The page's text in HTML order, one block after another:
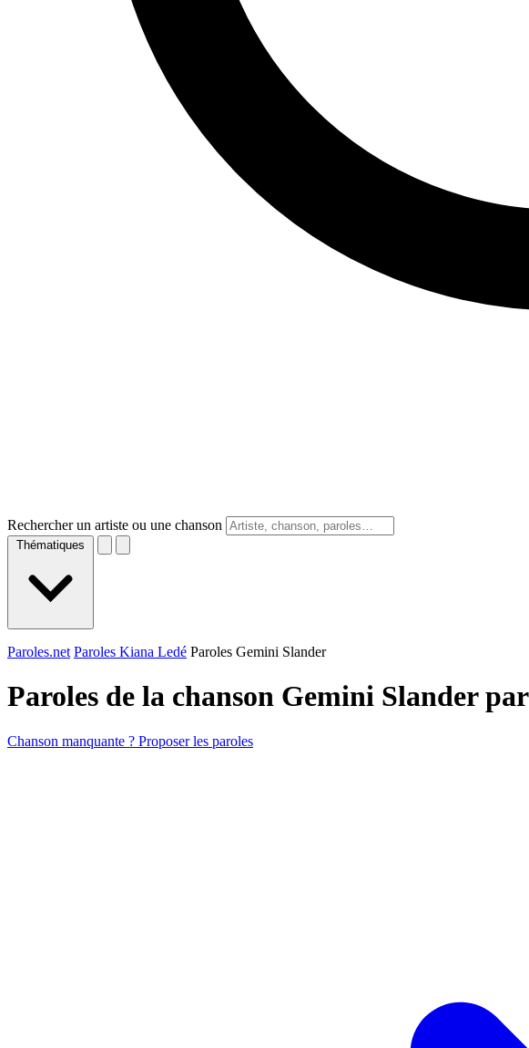
Rechercher un artiste ou une chanson
Thématiques
Paroles.net Paroles Kiana Ledé Paroles Gemini Slander
Paroles de la chanson Gemini Slander par
Chanson manquante ? Proposer les paroles